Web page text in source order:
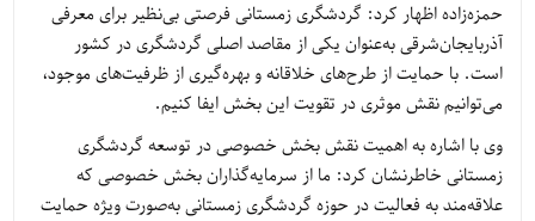
حمزه‌زاده اظهار کرد: گردشگری زمستانی فرصتی بی‌نظیر برای معرفی
آذربایجان‌شرقی به‌عنوان یکی از مقاصد اصلی گردشگری در کشور
است. با حمایت از طرح‌های خلاقانه و بهره‌گیری از ظرفیت‌های موجود،
می‌توانیم نقش موثری در تقویت این بخش ایفا کنیم.
وی با اشاره به اهمیت نقش بخش خصوصی در توسعه گردشگری
زمستانی خاطرنشان کرد: ما از سرمایه‌گذاران بخش خصوصی که
علاقه‌مند به فعالیت در حوزه گردشگری زمستانی به‌صورت ویژه حمایت